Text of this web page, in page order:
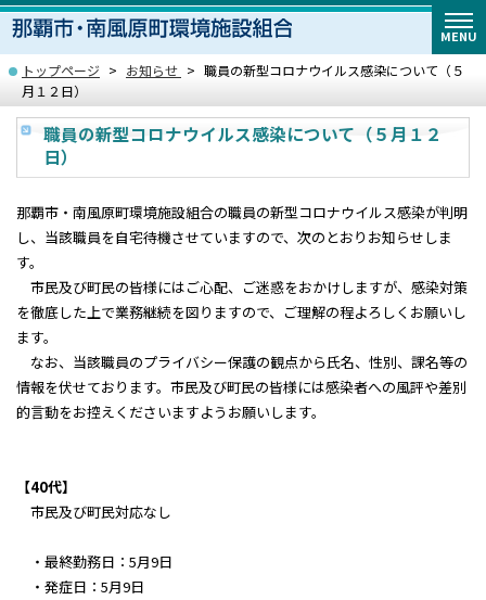
MENU
トップページ お知らせ
職員の新型コロナウイルス感染について（５
月１２日）
職員の新型コロナウイルス感染について（５月１２
日）
那覇市・南風原町環境施設組合の職員の新型コロナウイルス感染が判明
し、当該職員を自宅待機させていますので、次のとおりお知らせしま
す。
市民及び町民の皆様にはご心配、ご迷惑をおかけしますが、感染対策
を徹底した上で業務継続を図りますので、ご理解の程よろしくお願いし
ます。
なお、当該職員のプライバシー保護の観点から氏名、性別、課名等の
情報を伏せております。市民及び町民の皆様には感染者への風評や差別
的言動をお控えくださいますようお願いします。
【40代】
市民及び町民対応なし
・最終勤務日：5月9日
・発症日：5月9日